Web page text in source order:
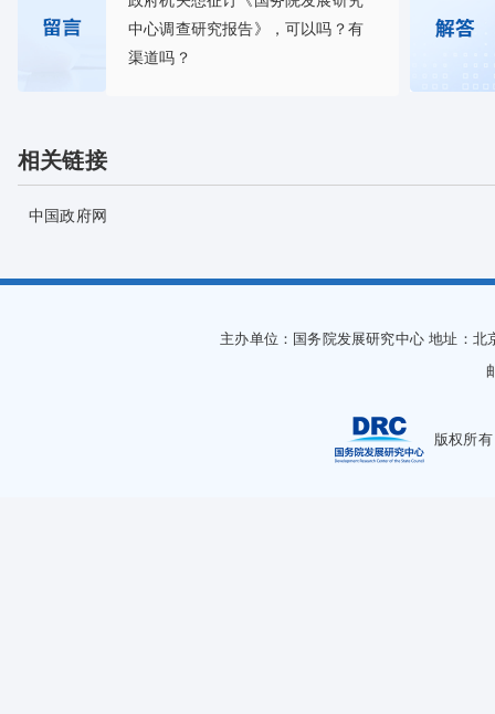
中心调查研究报告》，可以吗？有
渠道吗？
相关链接
中国政府网
主办单位：国务院发展研究中心 地址：北
版权所有